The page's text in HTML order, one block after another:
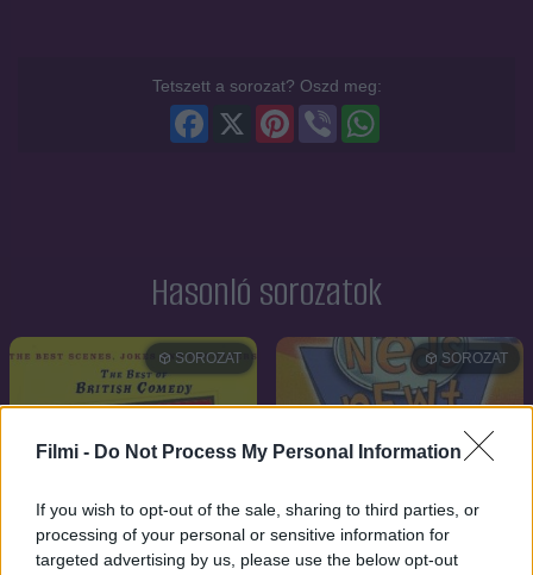
Filmi - Do Not Process My Personal Information
If you wish to opt-out of the sale, sharing to third parties, or
processing of your personal or sensitive information for
targeted advertising by us, please use the below opt-out
Tetszett a sorozat? Oszd meg:
Viber
Pinterest
Facebook
Hasonló sorozatok
SOROZAT SOROZAT